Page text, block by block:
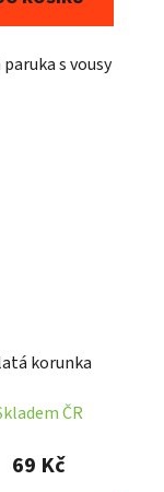
paruka s vousy
korunka
ČR
69 Kč